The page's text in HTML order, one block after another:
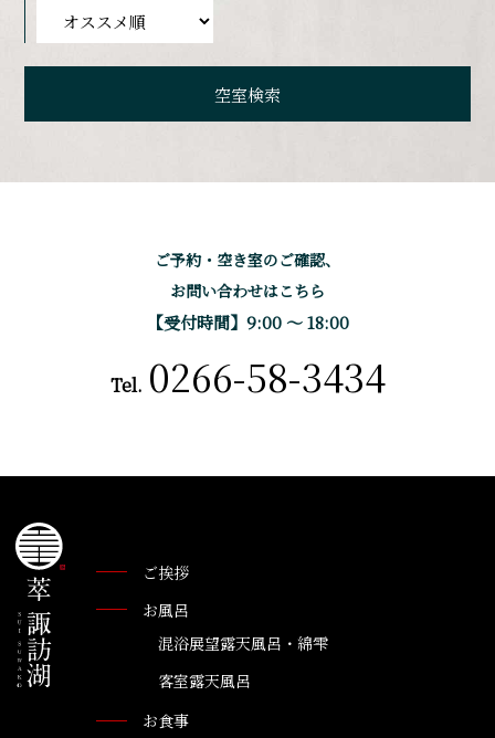
ご予約・空き室のご確認、
お問い合わせはこちら
【受付時間】9:00 〜 18:00
Tel. 0266-58-3434
ご挨拶
お風呂
混浴展望露天風呂・綿雫
客室露天風呂
お食事